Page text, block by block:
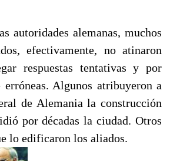
autoridades alemanas, muchos
efectivamente, no atinaron
respuestas tentativas y por
erróneas. Algunos atribuyeron a
de Alemania la construcción
por décadas la ciudad. Otros
lo edificaron los aliados.